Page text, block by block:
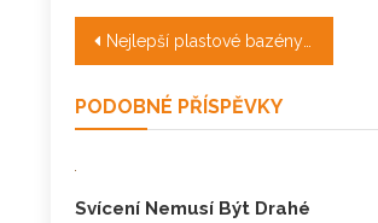
Navigace
příspěvek
Nejlepší plastové bazény na trhu
PODOBNÉ PŘÍSPĚVKY
Svícení Nemusí Být Drahé